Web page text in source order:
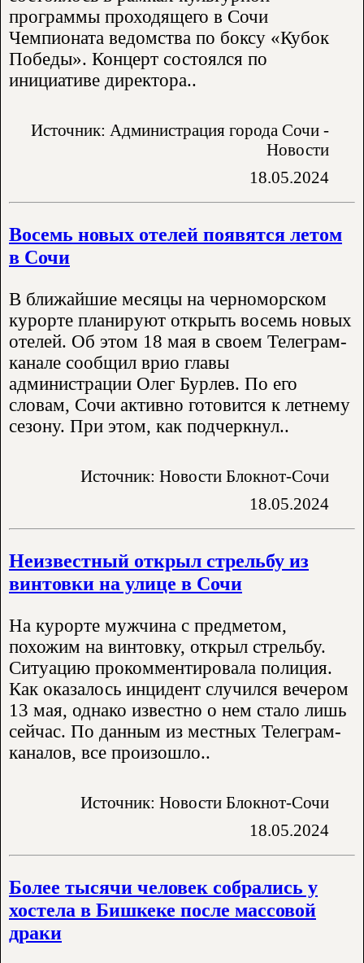
программы проходящего в Сочи
Чемпионата ведомства по боксу «Кубок
Победы». Концерт состоялся по
инициативе директора..
Источник: Администрация города Сочи -
Новости
18.05.2024
Восемь новых отелей появятся летом
в Сочи
В ближайшие месяцы на черноморском
курорте планируют открыть восемь новых
отелей. Об этом 18 мая в своем Телеграм-
канале сообщил врио главы
администрации Олег Бурлев. По его
словам, Сочи активно готовится к летнему
сезону. При этом, как подчеркнул..
Источник: Новости Блокнот-Сочи
18.05.2024
Неизвестный открыл стрельбу из
винтовки на улице в Сочи
На курорте мужчина с предметом,
похожим на винтовку, открыл стрельбу.
Ситуацию прокомментировала полиция.
Как оказалось инцидент случился вечером
13 мая, однако известно о нем стало лишь
сейчас. По данным из местных Телеграм-
каналов, все произошло..
Источник: Новости Блокнот-Сочи
18.05.2024
Более тысячи человек собрались у
хостела в Бишкеке после массовой
драки